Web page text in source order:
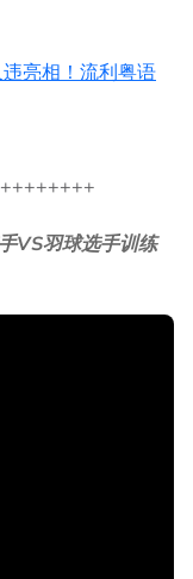
亮相！流利粤语
VS羽球选手训练